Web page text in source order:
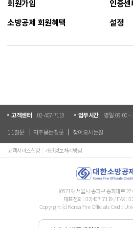
회원가입
인증센
소방공제 회원혜택
설정
고객센터 02-407-7119 업무시간 평일 09:00 ~
1:1질문 자주묻는질문 찾아오시는길
고객서비스헌장 개인정보처리방침
(05719) 서울시 송파구 송파대로
대표전화 :02)407-7119 / FAX :
Copyright (c) Korea Fire Officials Credit